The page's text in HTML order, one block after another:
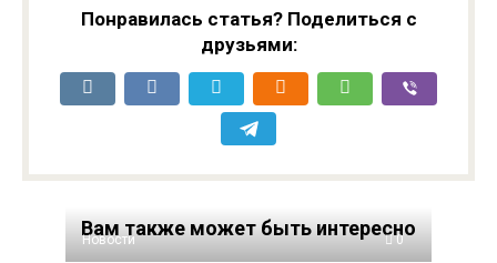
Понравилась статья? Поделиться с
друзьями:
Вам также может быть интересно
Новости 0